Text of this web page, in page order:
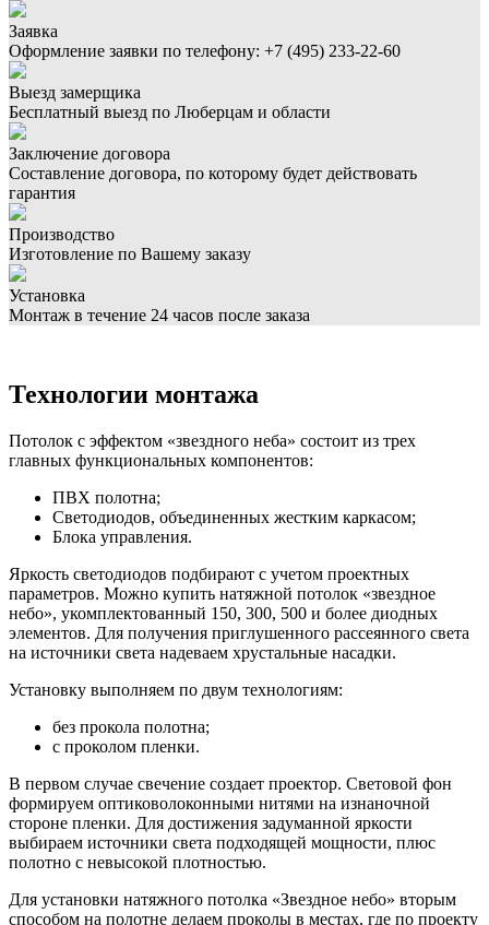
Заявка
Оформление заявки по телефону: +7 (495) 233-22-60
Выезд замерщика
Бесплатный выезд по Люберцам и области
Заключение договора
Составление договора, по которому будет действовать
гарантия
Производство
Изготовление по Вашему заказу
Установка
Монтаж в течение 24 часов после заказа
Технологии монтажа
Потолок с эффектом «звездного неба» состоит из трех
главных функциональных компонентов:
ПВХ полотна;
Светодиодов, объединенных жестким каркасом;
Блока управления.
Яркость светодиодов подбирают с учетом проектных
параметров. Можно купить натяжной потолок «звездное
небо», укомплектованный 150, 300, 500 и более диодных
элементов. Для получения приглушенного рассеянного света
на источники света надеваем хрустальные насадки.
Установку выполняем по двум технологиям:
без прокола полотна;
с проколом пленки.
В первом случае свечение создает проектор. Световой фон
формируем оптиковолоконными нитями на изнаночной
стороне пленки. Для достижения задуманной яркости
выбираем источники света подходящей мощности, плюс
полотно с невысокой плотностью.
Для установки натяжного потолка «Звездное небо» вторым
способом на полотне делаем проколы в местах, где по проекту